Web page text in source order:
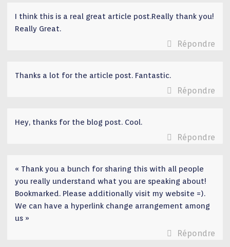
I think this is a real great article post.Really thank you!
Really Great.
Répondre
Thanks a lot for the article post. Fantastic.
Répondre
Hey, thanks for the blog post. Cool.
Répondre
« Thank you a bunch for sharing this with all people
you really understand what you are speaking about!
Bookmarked. Please additionally visit my website =).
We can have a hyperlink change arrangement among
us »
Répondre